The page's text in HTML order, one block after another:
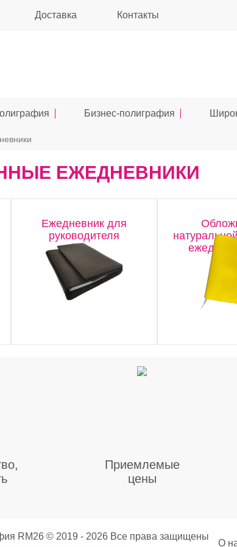
Доставка Контакты
Бизнес-полиграфия
ЕЖЕДНЕВНИКИ
Ежедневник для
руководителя
Приемлемые
цены
RM26 © 2019 - 2026 Все права защищены
О